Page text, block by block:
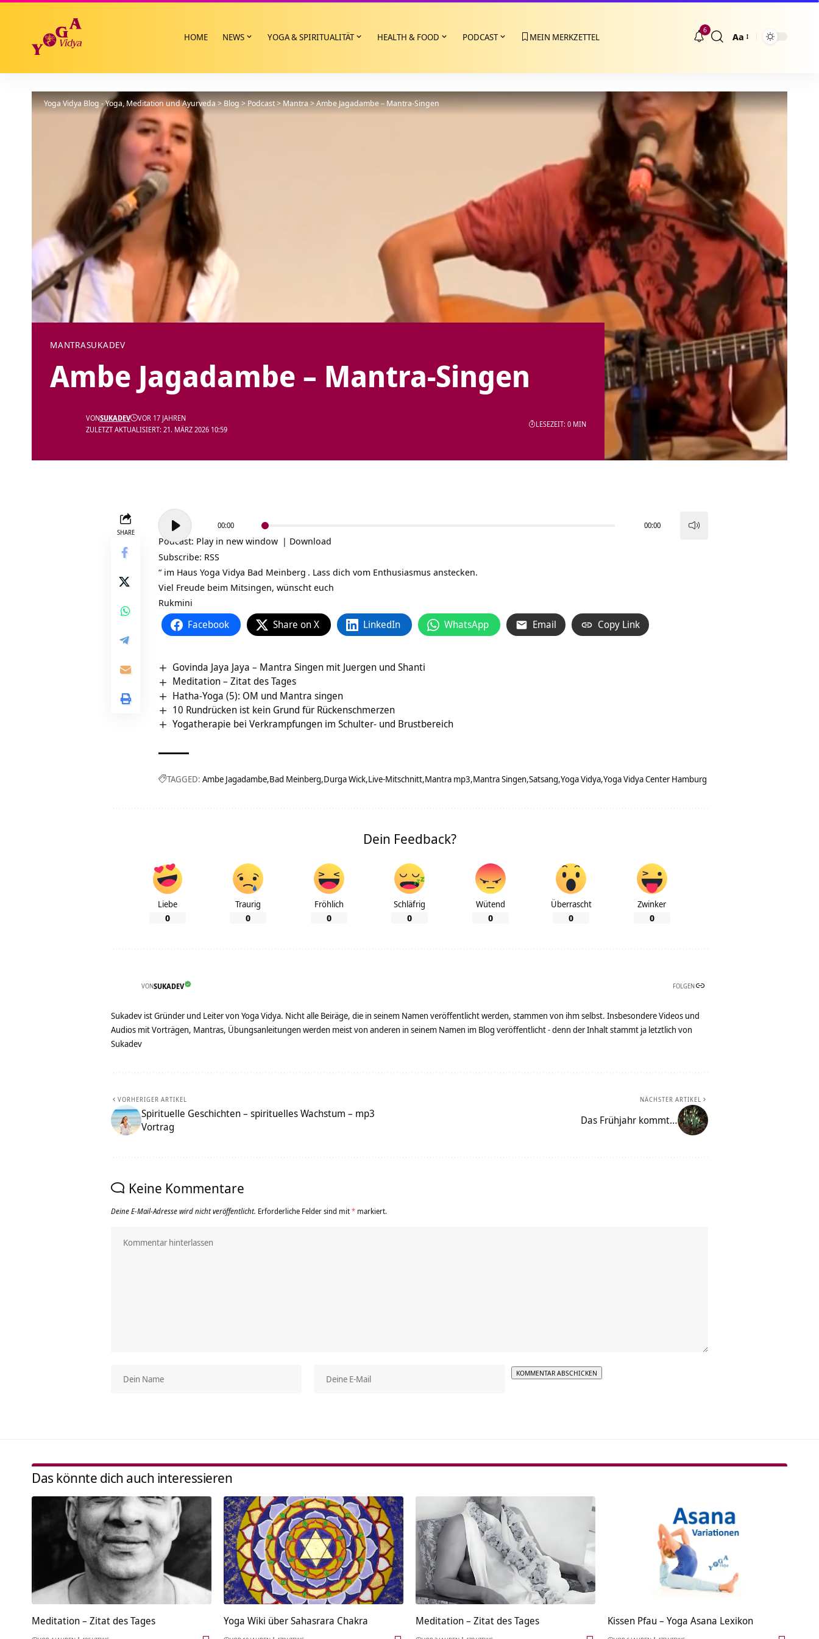
HOME NEWS YOGA & SPIRITUALITÄT HEALTH & FOOD PODCAST MEIN MERKZETTEL
6
Größenänderung
Aa
Yoga Vidya Blog - Yoga, Meditation und Ayurveda>Blog>Podcast>Mantra>Ambe Jagadambe – Mantra-Singen
MANTRASUKADEV
Ambe Jagadambe – Mantra-Singen
ZULETZT AKTUALISIERT: 21. MÄRZ 2026 10:59
VONSUKADEV VOR 17 JAHREN
LESEZEIT: 0 MIN
SHARE
Audio-
Player
00:00 00:00
Podcast: Play in new window | Download
Subscribe: RSS
“ im Haus Yoga Vidya Bad Meinberg . Lass dich vom Enthusiasmus anstecken.
Viel Freude beim Mitsingen, wünscht euch
Rukmini
Facebook Share on X LinkedIn WhatsApp Email Copy Link
Govinda Jaya Jaya – Mantra Singen mit Juergen und Shanti
Meditation – Zitat des Tages
Hatha-Yoga (5): OM und Mantra singen
10 Rundrücken ist kein Grund für Rückenschmerzen
Yogatherapie bei Verkrampfungen im Schulter- und Brustbereich
TAGGED: Ambe Jagadambe Bad Meinberg Durga Wick Live-Mitschnitt Mantra mp3 Mantra Singen Satsang Yoga Vidya Yoga Vidya Center Hamburg
Dein Feedback?
Liebe
0
Traurig
0
Fröhlich
0
Schläfrig
0
Wütend
0
Überrascht
0
Zwinker
0
VONSUKADEV FOLGEN
Sukadev ist Gründer und Leiter von Yoga Vidya. Nicht alle Beiräge, die in seinem Namen veröffentlicht werden, stammen von ihm selbst. Insbesondere Videos und
Audios mit Vorträgen, Mantras, Übungsanleitungen werden meist von anderen in seinem Namen im Blog veröffentlicht - denn der Inhalt stammt ja letztlich von
Sukadev
VORHERIGER ARTIKEL
Spirituelle Geschichten – spirituelles Wachstum – mp3
Vortrag
NÄCHSTER ARTIKEL
Das Frühjahr kommt…
Keine Kommentare
Deine E-Mail-Adresse wird nicht veröffentlicht. Erforderliche Felder sind mit* markiert.
Das könnte dich auch interessieren
Meditation – Zitat des Tages Yoga Wiki über Sahasrara Chakra Meditation – Zitat des Tages Kissen Pfau – Yoga Asana Lexikon